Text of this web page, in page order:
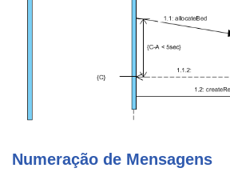
Numeração de Mensagens